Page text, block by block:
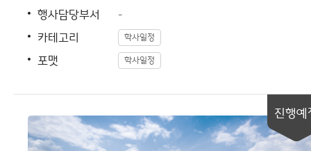
행사담당부서 -
카테고리 학사일정
포맷 학사일정
진행예